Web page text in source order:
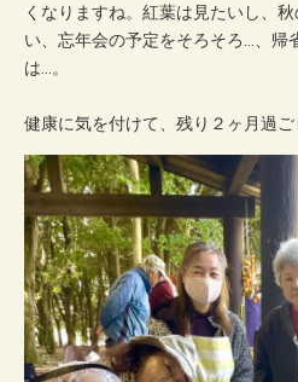
くなりますね。紅葉は見たいし、
い、忘年会の予定をそろそろ…、帰
は…。
健康に気を付けて、残り２ヶ月過ご